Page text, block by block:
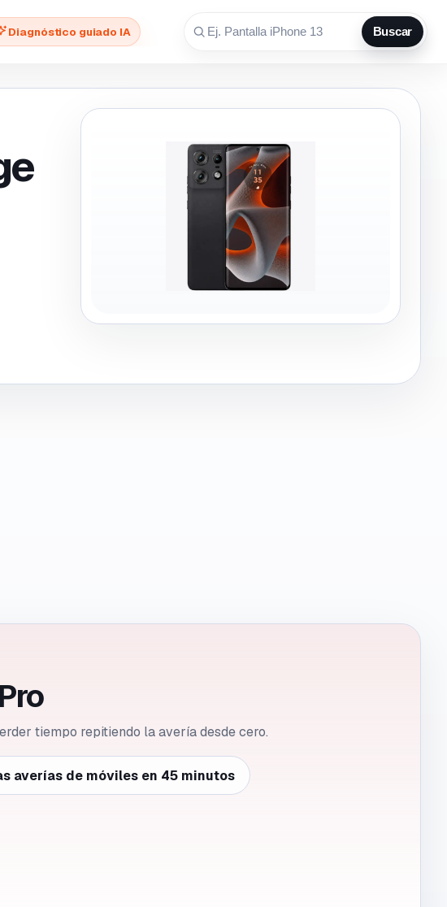
Diagnóstico guiado IA Buscar
tiempo repitiendo la avería desde cero.
averías de móviles en 45 minutos